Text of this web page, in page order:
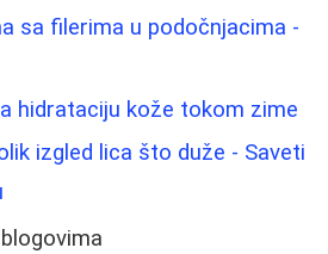
sa filerima u podočnjacima -
hidrataciju kože tokom zime
izgled lica što duže - Saveti